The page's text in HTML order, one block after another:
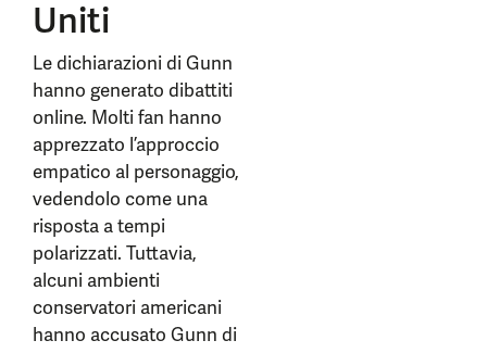
Uniti
Le dichiarazioni di Gunn
hanno generato dibattiti
online. Molti fan hanno
apprezzato l’approccio
empatico al personaggio,
vedendolo come una
risposta a tempi
polarizzati. Tuttavia,
alcuni ambienti
conservatori americani
hanno accusato Gunn di